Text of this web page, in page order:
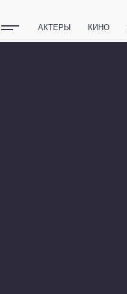
АКТЕРЫ КИНО